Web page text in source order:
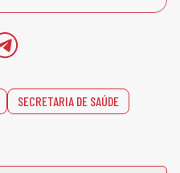
SECRETARIA DE SAÚDE